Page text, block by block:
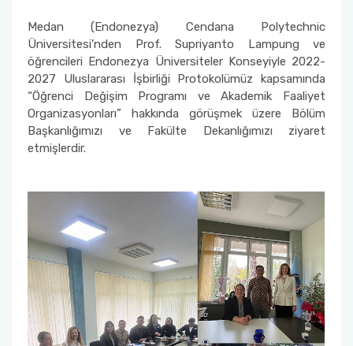
Medan (Endonezya) Cendana Polytechnic
Üniversitesi’nden Prof. Supriyanto Lampung ve
öğrencileri Endonezya Üniversiteler Konseyiyle 2022-
2027 Uluslararası İşbirliği Protokolümüz kapsamında
“Öğrenci Değişim Programı ve Akademik Faaliyet
Organizasyonları” hakkında görüşmek üzere Bölüm
Başkanlığımızı ve Fakülte Dekanlığımızı ziyaret
etmişlerdir.